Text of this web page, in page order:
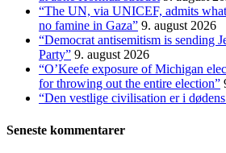
“The UN, via UNICEF, admits
no famine in Gaza” 9. august 2026
“Democrat antisemitism is sending
Party” 9. august 2026
“O’Keefe exposure of Michigan
for throwing out the entire election”
“Den vestlige civilisation er i
Seneste kommentarer